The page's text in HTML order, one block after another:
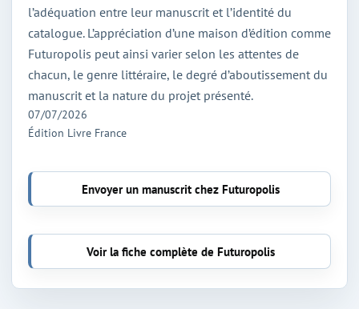
l’adéquation entre leur manuscrit et l’identité du
catalogue. L’appréciation d’une maison d’édition comme
Futuropolis peut ainsi varier selon les attentes de
chacun, le genre littéraire, le degré d’aboutissement du
manuscrit et la nature du projet présenté.
07/07/2026
Édition Livre France
Envoyer un manuscrit chez Futuropolis
Voir la fiche complète de Futuropolis